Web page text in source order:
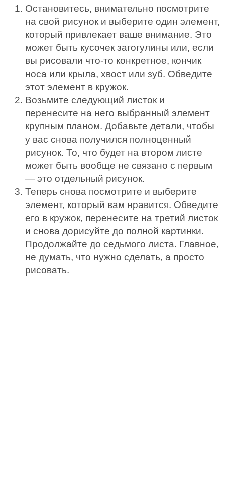
Остановитесь, внимательно посмотрите
на свой рисунок и выберите один элемент,
который привлекает ваше внимание. Это
может быть кусочек загогулины или, если
вы рисовали что-то конкретное, кончик
носа или крыла, хвост или зуб. Обведите
этот элемент в кружок.
Возьмите следующий листок и
перенесите на него выбранный элемент
крупным планом. Добавьте детали, чтобы
у вас снова получился полноценный
рисунок. То, что будет на втором листе
может быть вообще не связано с первым
— это отдельный рисунок.
Теперь снова посмотрите и выберите
элемент, который вам нравится. Обведите
его в кружок, перенесите на третий листок
и снова дорисуйте до полной картинки.
Продолжайте до седьмого листа. Главное,
не думать, что нужно сделать, а просто
рисовать.